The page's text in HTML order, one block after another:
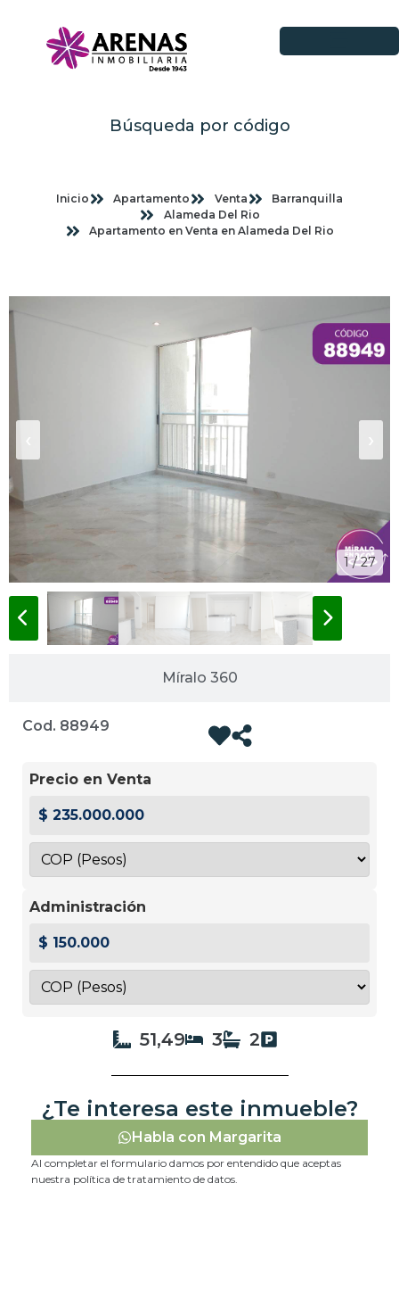
Búsqueda por código
Inicio Apartamento Venta
Barranquilla
Alameda Del Rio
Apartamento en Venta en Alameda Del Rio
Míralo 360
1 / 27
Cod. 88949
Precio en Venta
$ 235.000.000
Administración
$ 150.000
51,49 3 2
¿Te interesa este inmueble?
Habla con Margarita
Al completar el formulario damos por entendido que aceptas
nuestra política de tratamiento de datos.